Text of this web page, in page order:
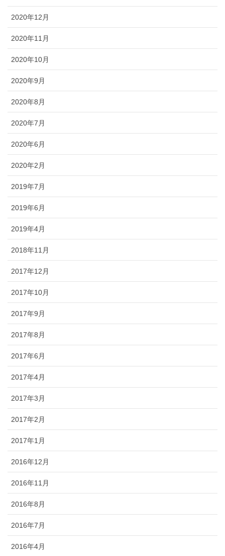
2020年12月
2020年11月
2020年10月
2020年9月
2020年8月
2020年7月
2020年6月
2020年2月
2019年7月
2019年6月
2019年4月
2018年11月
2017年12月
2017年10月
2017年9月
2017年8月
2017年6月
2017年4月
2017年3月
2017年2月
2017年1月
2016年12月
2016年11月
2016年8月
2016年7月
2016年4月